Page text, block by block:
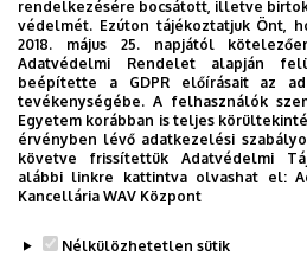
rendelkezésére bocsátott, illetve
védelmét. Ezúton tájékoztatjuk Önt,
2018. május 25. napjától
Adatvédelmi Rendelet alapján
beépítette a GDPR előírásait az
tevékenységébe. A felhasználók
Egyetem korábban is teljes
érvényben lévő adatkezelési
követve frissítettük Adatvédelmi
alábbi linkre kattintva olvashat el:
Kancellária WAV Központ
Nélkülözhetetlen sütik
részvételeaz
szükséges.
A betegnek
vizsgálatára,
között kerüljön sor,
nélkül mások ne hallják,
Legutóbb frissítve: 2021. 09. 29. 13:23